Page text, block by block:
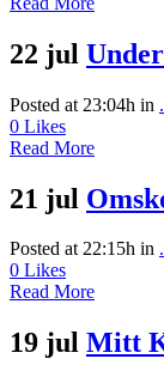
22 jul
Posted at 23:04h in .
0 Likes
Read More
21 jul
Posted at 22:15h in .
0 Likes
Read More
19 jul Mitt